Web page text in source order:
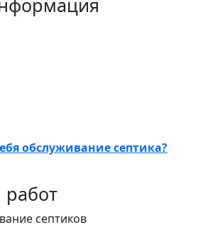
обслуживание септика?
работ
септиков